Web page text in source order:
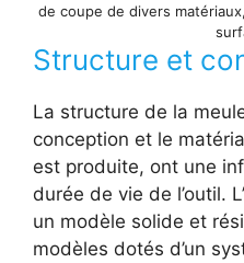
de coupe de divers
Structure et
La structure de la
conception et le
est produite, ont une
durée de vie de l’outil.
un modèle solide et
modèles dotés d’un